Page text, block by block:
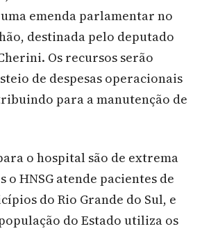
emenda parlamentar no
destinada pelo deputado
Os recursos serão
de despesas operacionais
para a manutenção de
o hospital são de extrema
HNSG atende pacientes de
do Rio Grande do Sul, e
do Estado utiliza os